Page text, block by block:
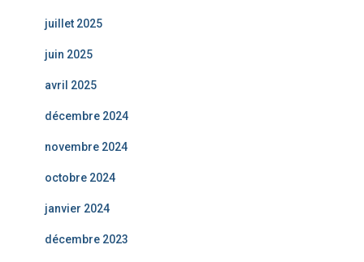
juillet 2025
juin 2025
avril 2025
décembre 2024
novembre 2024
octobre 2024
janvier 2024
décembre 2023